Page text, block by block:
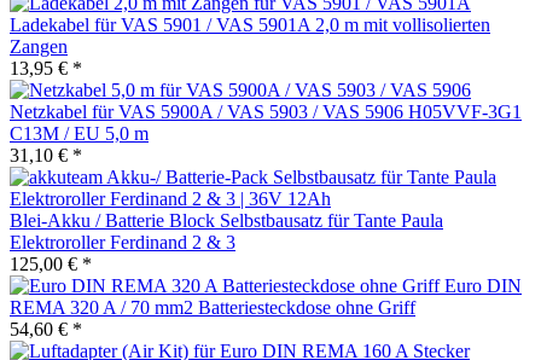
Ladekabel für VAS 5901 / VAS 5901A 2,0 m mit vollisolierten
Zangen
13,95 € *
Netzkabel für VAS 5900A / VAS 5903 / VAS 5906 H05VVF-3G1
C13M / EU 5,0 m
31,10 € *
Blei-Akku / Batterie Block Selbstbausatz für Tante Paula
Elektroroller Ferdinand 2 & 3
125,00 € *
Euro DIN
REMA 320 A / 70 mm2 Batteriesteckdose ohne Griff
54,60 € *